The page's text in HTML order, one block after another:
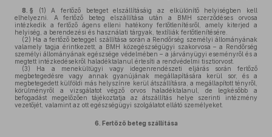
8. § (1) A fertőző beteget elszállításáig az elkülönítő helyiségben kell
elhelyezni. A fertőző beteg elszállítása után a BMH szerződéses orvosa
intézkedik a fertőző ágens elleni hatékony fertőtlenítésről, amely kiterjed a
helyiség, a berendezési és használati tárgyak, textíliák fertőtlenítésére.
(2) Ha a fertőző beteggel szállítása során a Rendőrség személyi állományának
valamely tagja érintkezett, a BMH közegészségügyi szakorvosa – a Rendőrség
személyi állományának egészsége védelmében – a járványügyi eseményről és a
megtett intézkedésekről haladéktalanul értesíti a rendvédelmi tisztiorvost.
(3) Ha a menekültügyi vagy idegenrendészeti eljárás során fertőző
megbetegedésre vagy annak gyanújának megállapítására kerül sor, és a
megbetegedett külföldi más helyszínre kerül átszállításra, a megállapított tényről,
körülményről a vizsgálatot végző orvos haladéktalanul, de legkésőbb a
befogadást megelőzően tájékoztatja az átszállítás helye szerinti intézmény
vezetőjét, valamint az ott egészségügyi szolgálatot ellátó személyeket.
6. Fertőző beteg szállítása